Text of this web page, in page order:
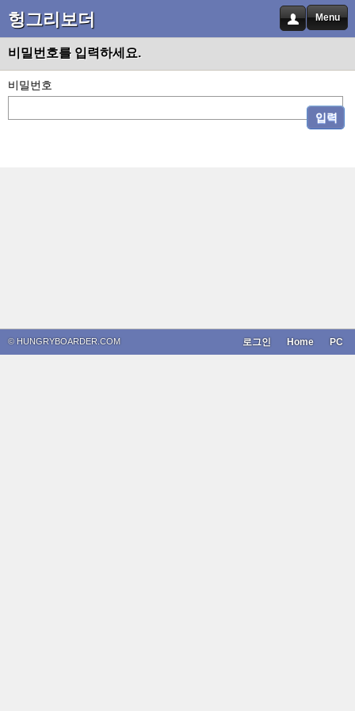
헝그리보더 Menu
비밀번호를 입력하세요.
비밀번호
입력
© HUNGRYBOARDER.COM PC
Home
로그인